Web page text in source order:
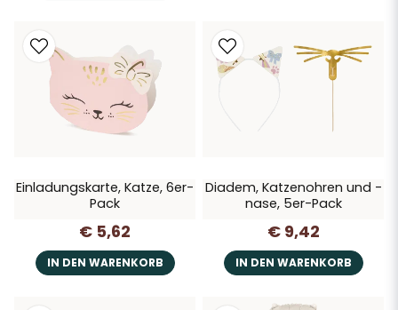
Einladungskarte, Katze, 6er-
Pack
€ 5,62
IN DEN WARENKORB
Diadem, Katzenohren und -
nase, 5er-Pack
€ 9,42
IN DEN WARENKORB